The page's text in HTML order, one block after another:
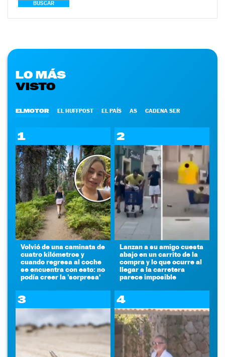
BUSCAR
LO MÁS
VISTO
ELMOTOR EL HUFFPOST EL PAÍS AS CADENA SER
1
Volvió de una caminata de
cuatro kilómetros y
cuando regresa al coche
se encuentra con esto: no
podía creer la 'sorpresa'
2
Lanzan a su amigo cuesta
abajo en un carrito de la
compra y lo que ocurre al
llegar a la carretera
parece imposible
3 4